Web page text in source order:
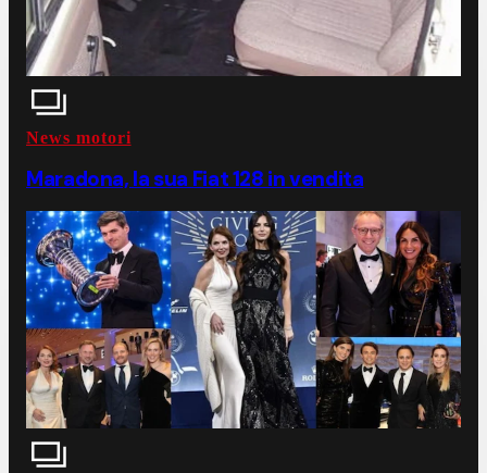
News motori
Maradona, la sua Fiat 128 in vendita